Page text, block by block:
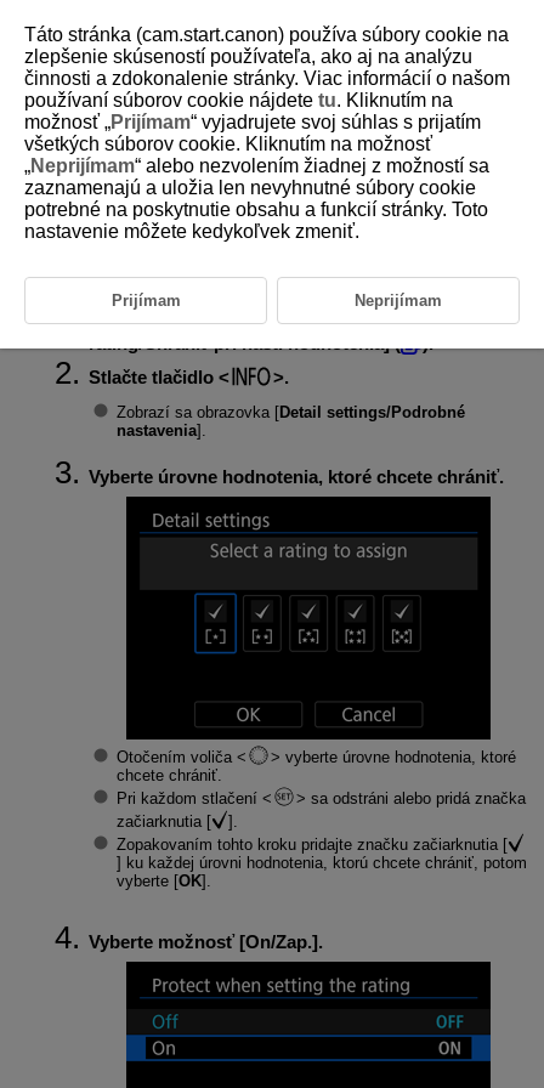
D388-156
Ochrana snímok pri nastavovaní
hodnotenia
Snímky, ktoré ohodnotíte na určitej úrovni, môžu byť po ohodnotení
Vyberte položku [ :Protect when setting the
Stlačte tlačidlo
.
Zobrazí sa obrazovka [Detail settings/Podrobné
nastavenia].
Vyberte úrovne hodnotenia, ktoré chcete chrániť.
Otočením voliča
vyberte úrovne hodnotenia, ktoré
chcete chrániť.
Pri každom stlačení
sa odstráni alebo pridá značka
začiarknutia [
].
Zopakovaním tohto kroku pridajte značku začiarknutia [
] ku každej úrovni hodnotenia, ktorú chcete chrániť, potom
vyberte [OK].
Vyberte možnosť [On/Zap.].
Táto stránka (cam.start.canon) používa súbory cookie na
zlepšenie skúseností používateľa, ako aj na analýzu
činnosti a zdokonalenie stránky. Viac informácií o našom
používaní súborov cookie nájdete tu. Kliknutím na
možnosť „Prijímam“ vyjadrujete svoj súhlas s prijatím
všetkých súborov cookie. Kliknutím na možnosť
„Neprijímam“ alebo nezvolením žiadnej z možností sa
zaznamenajú a uložia len nevyhnutné súbory cookie
potrebné na poskytnutie obsahu a funkcií stránky. Toto
nastavenie môžete kedykoľvek zmeniť.
Prijímam Neprijímam